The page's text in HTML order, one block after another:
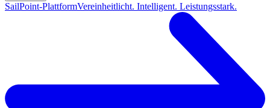
SailPoint-PlattformVereinheitlicht. Intelligent. Leistungsstark.